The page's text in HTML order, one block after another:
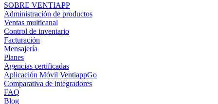
SOBRE VENTIAPP
Administración de productos
Ventas multicanal
Control de inventario
Facturación
Mensajería
Planes
Agencias certificadas
Aplicación Móvil VentiappGo
Comparativa de integradores
FAQ
Blog